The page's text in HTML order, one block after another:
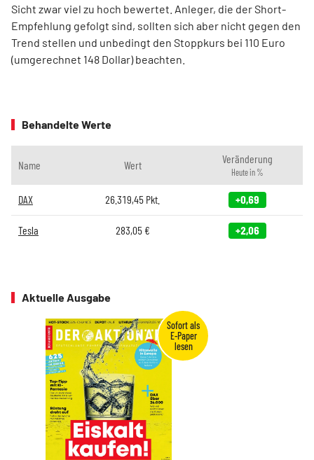
Sicht zwar viel zu hoch bewertet. Anleger, die der Short-
Empfehlung gefolgt sind, sollten sich aber nicht gegen den
Trend stellen und unbedingt den Stoppkurs bei 110 Euro
(umgerechnet 148 Dollar) beachten.
Behandelte Werte
Name Wert Veränderung
Heute in %
DAX 26.319,45 Pkt. +0,69
Tesla 283,05€ +2,06
Aktuelle Ausgabe